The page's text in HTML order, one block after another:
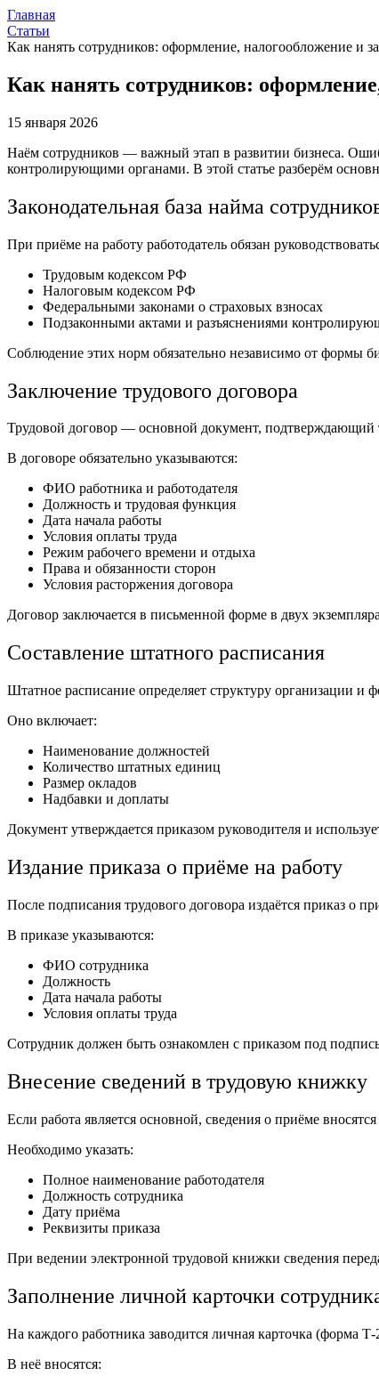
Главная
Статьи
Как нанять сотрудников: оформление, налогообложение и
Как нанять сотрудников:
15 января 2026
Наём сотрудников — важный этап в развитии бизнеса.
контролирующими органами. В этой статье разберём
Законодательная база найма
При приёме на работу работодатель обязан
Трудовым кодексом РФ
Налоговым кодексом РФ
Федеральными законами о страховых взносах
Подзаконными актами и разъяснениями
Соблюдение этих норм обязательно независимо от формы
Заключение трудового договора
Трудовой договор — основной документ, подтверждающий
В договоре обязательно указываются:
ФИО работника и работодателя
Должность и трудовая функция
Дата начала работы
Условия оплаты труда
Режим рабочего времени и отдыха
Права и обязанности сторон
Условия расторжения договора
Договор заключается в письменной форме в двух
Составление штатного расписания
Штатное расписание определяет структуру организации и
Оно включает:
Наименование должностей
Количество штатных единиц
Размер окладов
Надбавки и доплаты
Документ утверждается приказом руководителя и
Издание приказа о приёме на работу
После подписания трудового договора издаётся приказ о
В приказе указываются:
ФИО сотрудника
Должность
Дата начала работы
Условия оплаты труда
Сотрудник должен быть ознакомлен с приказом под
Внесение сведений в трудовую книжку
Если работа является основной, сведения о приёме
Необходимо указать:
Полное наименование работодателя
Должность сотрудника
Дату приёма
Реквизиты приказа
При ведении электронной трудовой книжки сведения
Заполнение личной карточки
На каждого работника заводится личная карточка (форма Т-
В неё вносятся: